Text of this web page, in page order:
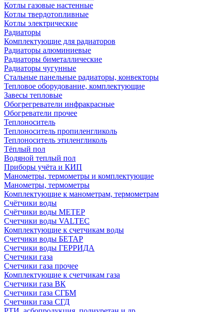
Котлы газовые настенные
Котлы твердотопливные
Котлы электрические
Радиаторы
Комплектующие для радиаторов
Радиаторы алюминиевые
Радиаторы биметаллические
Радиаторы чугунные
Стальные панельные радиаторы, конвекторы
Тепловое оборудование, комплектующие
Завесы тепловые
Обогрегреватели инфракрасные
Обогреватели прочее
Теплоноситель
Теплоноситель пропиленгликоль
Теплоноситель этиленгликоль
Тёплый пол
Водяной теплый пол
Приборы учёта и КИП
Манометры, термометры и комплектующие
Манометры, термометры
Комплектующие к манометрам, термометрам
Счётчики воды
Счётчики воды МЕТЕР
Счетчики воды VALTEC
Комплектующие к счетчикам воды
Счетчики воды БЕТАР
Счетчики воды ГЕРРИДА
Счетчики газа
Счетчики газа прочее
Комплектующие к счетчикам газа
Счетчики газа ВК
Счетчики газа СГБМ
Счетчики газа СГД